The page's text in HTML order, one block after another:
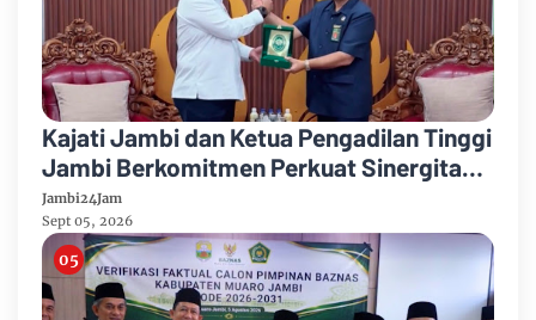
Kajati Jambi dan Ketua Pengadilan Tinggi
Jambi Berkomitmen Perkuat Sinergitas
Penegakan Hukum
Jambi24Jam
Sept 05, 2026